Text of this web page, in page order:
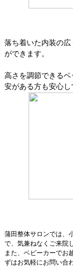
落ち着いた内装の
ができます。
高さを調節できる
安がある方も安心し
蒲田整体サロンでは、
で、気兼ねなくご来院
また、ベビーカーでお
ずはお気軽にお問い合